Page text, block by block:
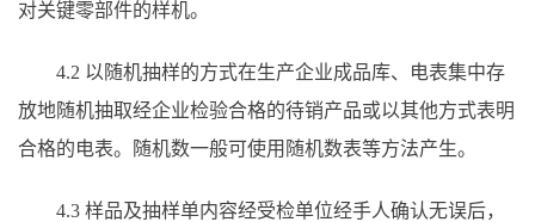
对关键零部件的样机。
4.2 以随机抽样的方式在生产企业成品库、电表集中存
放地随机抽取经企业检验合格的待销产品或以其他方式表明
合格的电表。随机数一般可使用随机数表等方法产生。
4.3 样品及抽样单内容经受检单位经手人确认无误后，